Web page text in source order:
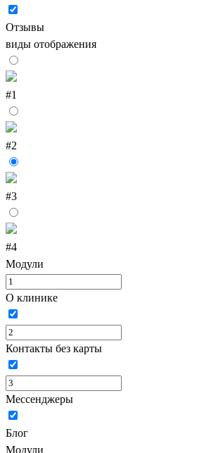
Отзывы
виды отображения
#1
#2
#3
#4
Модули
О клинике
Контакты без карты
Мессенджеры
Блог
Модули